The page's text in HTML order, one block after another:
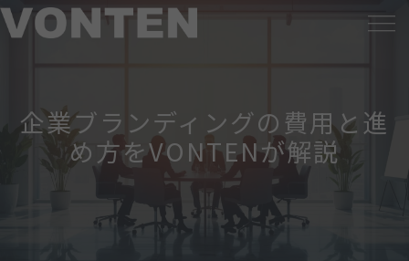
企業ブランディングの費用と進
め方をVONTENが解説